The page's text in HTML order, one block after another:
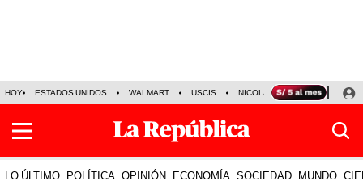
HOY ESTADOS UNIDOS WALMART USCIS NICOLÁS MADURO P-8
LO ÚLTIMO POLÍTICA OPINIÓN ECONOMÍA SOCIEDAD MUNDO